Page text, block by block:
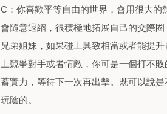
C：你喜歡平等自由的世界，會用很大
會隨意退縮，很積極地拓展自己的交際
兄弟姐妹，如果碰上興致相當或者能提
上競爭對手或者情敵，你可是一個打不
蓄實力，等待下一次再出擊。既可以說
玩陰的。